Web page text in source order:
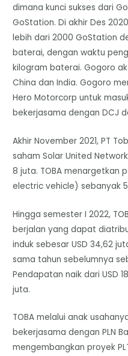
dimana kunci sukses dari
GoStation. Di akhir Des
lebih dari 2000 GoStation
baterai, dengan waktu
kilogram baterai. Gogoro
China dan India. Gogoro
Hero Motorcorp untuk
bekerjasama dengan DCJ
Akhir November 2021, PT
saham Solar United
8 juta. TOBA menargetkan
electric vehicle) sebanyak
Hingga semester I 2022,
berjalan yang dapat
induk sebesar USD 34,62
sama tahun sebelumnya
Pendapatan naik dari USD
juta.
TOBA melalui anak
bekerjasama dengan PLN
mengembangkan proyek